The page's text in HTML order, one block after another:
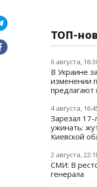
ТОП-
6 августа,
В Украине
изменении
4 августа,
Зарезал
ужинать:
Киевской
2 августа,
СМИ: В
генерала